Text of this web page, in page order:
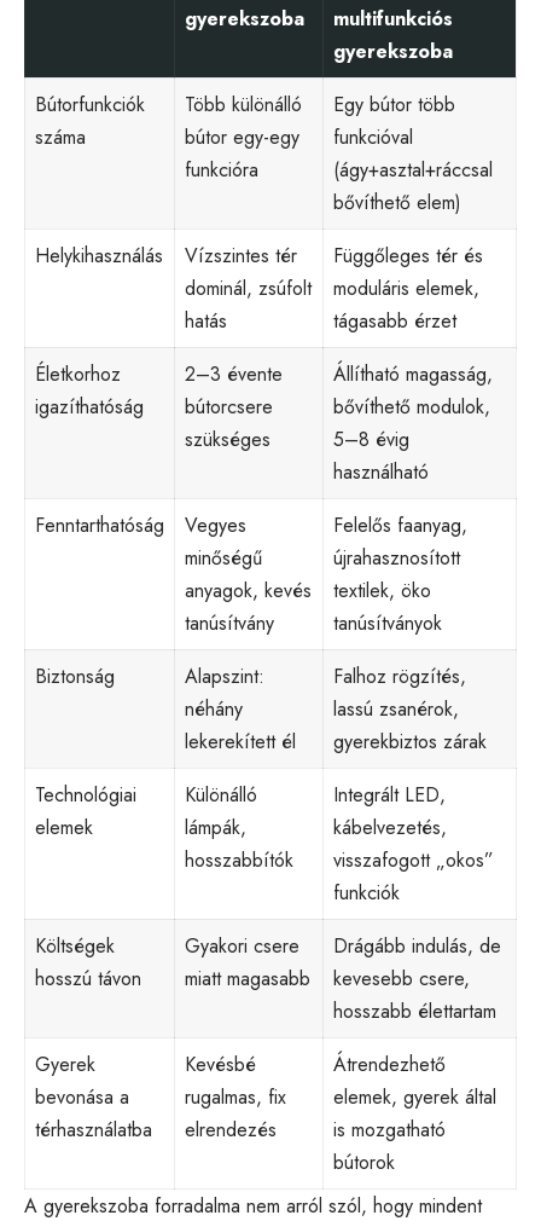
gyerekszoba
multifunkciós
gyerekszoba
Bútorfunkciók
száma
Több különálló
bútor egy-egy
funkcióra
Egy bútor több
funkcióval
(ágy+asztal+ráccsal
bővíthető elem)
Helykihasználás
Vízszintes tér
dominál, zsúfolt
hatás
Függőleges tér és
moduláris elemek,
tágasabb érzet
Életkorhoz
igazíthatóság
2–3 évente
bútorcsere
szükséges
Állítható magasság,
bővíthető modulok,
5–8 évig
használható
Fenntarthatóság
Vegyes
minőségű
anyagok, kevés
tanúsítvány
Felelős faanyag,
újrahasznosított
textilek, öko
tanúsítványok
Biztonság
Alapszint:
néhány
lekerekített él
Falhoz rögzítés,
lassú zsanérok,
gyerekbiztos zárak
Technológiai
elemek
Különálló
lámpák,
hosszabbítók
Integrált LED,
kábelvezetés,
visszafogott „okos”
funkciók
Költségek
hosszú távon
Gyakori csere
miatt magasabb
Drágább indulás, de
kevesebb csere,
hosszabb élettartam
Gyerek
bevonása a
térhasználatba
Kevésbé
rugalmas, fix
elrendezés
Átrendezhető
elemek, gyerek által
is mozgatható
bútorok
A gyerekszoba forradalma nem arról szól, hogy mindent